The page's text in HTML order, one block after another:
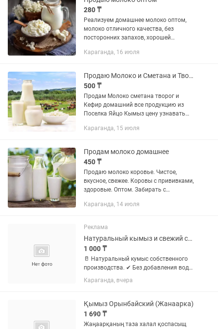
280 ₸
Реализуем домашнее молоко оптом,
молоко отличного качества, без
посторонних запахов, хорошей
есть. По всем вопросам обращаться
Караганда, 16 июля
Продаю Молоко и Сметана и Творог Кефир Яицо Мясо
500 ₸
Продам Молоко сметана творог и
Кефир домашний все продукцию из
Поселка Яйцо Кымыз цену узнавать
доиьлным
Караганда, 15 июля
Продам молоко домашнее
450 ₸
Продаю молоко коровье. Чистое,
вкусное, свежее. Коровы с прививками,
здоровые. Оптом. Забирать с
Возможно доставка.
Караганда, 14 июля
Реклама
Натуральный кымыз и свежий саумал Домашнее производство
1 000 ₸
🥛 Натуральный кумыс собственного
производства. ✔ Без добавления воды
и консервантов. ✔ Свежий, вкусный, из
натурального кобыльего молока. ✔
1300 тг / 1 литр • Саумал...
Караганда, вчера
Қымыз Орынбайский (Жанаарка)
1 690 ₸
Жаңаарқаның таза халал қоспасыщ